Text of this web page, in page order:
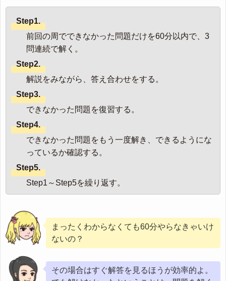
Step1.
前回の周でできなかった問題だけを60分以内で、3
問連続で解く。
Step2.
解説をみながら、答え合わせをする。
Step3.
できなかった問題を復習する。
Step4.
できなかった問題をもう一度解き、できるようにな
っているか確認する。
Step5.
Step1～Step5を繰り返す。
まったくわからなくても60分やらなきゃいけ
ないの？
その場合はすぐ解答を見るほうが効率的よ。